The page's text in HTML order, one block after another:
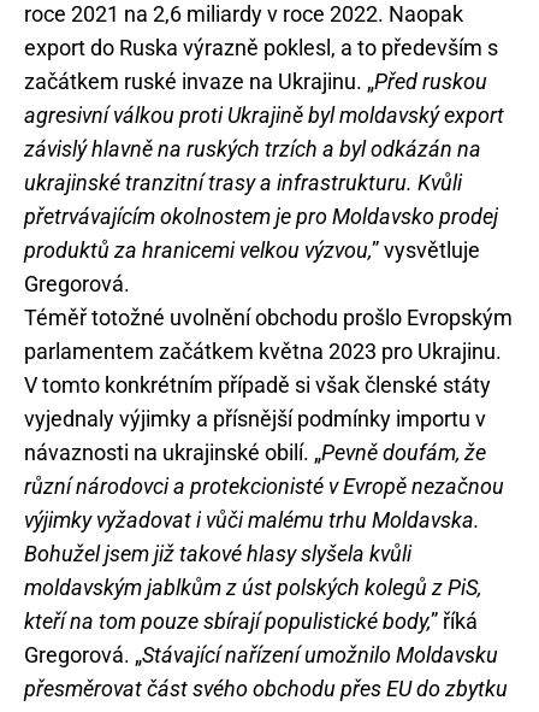
roce 2021 na 2,6 miliardy v roce 2022. Naopak
export do Ruska výrazně poklesl, a to především s
začátkem ruské invaze na Ukrajinu. „Před ruskou
agresivní válkou proti Ukrajině byl moldavský export
závislý hlavně na ruských trzích a byl odkázán na
ukrajinské tranzitní trasy a infrastrukturu. Kvůli
přetrvávajícím okolnostem je pro Moldavsko prodej
produktů za hranicemi velkou výzvou,” vysvětluje
Gregorová.
Téměř totožné uvolnění obchodu prošlo Evropským
parlamentem začátkem května 2023 pro Ukrajinu.
V tomto konkrétním případě si však členské státy
vyjednaly výjimky a přísnější podmínky importu v
návaznosti na ukrajinské obilí. „Pevně doufám, že
různí národovci a protekcionisté v Evropě nezačnou
výjimky vyžadovat i vůči malému trhu Moldavska.
Bohužel jsem již takové hlasy slyšela kvůli
moldavským jablkům z úst polských kolegů z PiS,
kteří na tom pouze sbírají populistické body,” říká
Gregorová. „Stávající nařízení umožnilo Moldavsku
přesměrovat část svého obchodu přes EU do zbytku